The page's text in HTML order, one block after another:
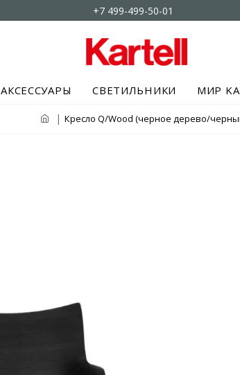
+7 499-499-50-01
АКСЕССУАРЫ СВЕТИЛЬНИКИ МИР
Кресло Q/Wood (черное дерево/